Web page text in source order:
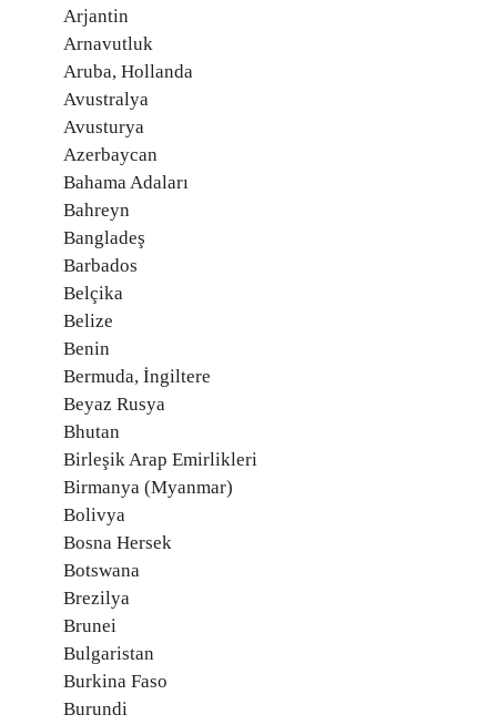
Arjantin
Arnavutluk
Aruba, Hollanda
Avustralya
Avusturya
Azerbaycan
Bahama Adaları
Bahreyn
Bangladeş
Barbados
Belçika
Belize
Benin
Bermuda, İngiltere
Beyaz Rusya
Bhutan
Birleşik Arap Emirlikleri
Birmanya (Myanmar)
Bolivya
Bosna Hersek
Botswana
Brezilya
Brunei
Bulgaristan
Burkina Faso
Burundi